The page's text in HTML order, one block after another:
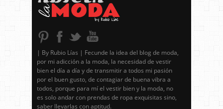
| By Rubio Lías | Fecunde la idea del blog de moda,
por mi adicción a la moda, la necesidad de vestir
bien el día a día y de transmitir a todos mi pasión
por el buen gusto, de contagiar de buena vibra a
todos, porque para mí el vestir bien y la moda, no
es solo andar con prendas de ropa exquisitas sino,
saber llevarlas con aptitud.